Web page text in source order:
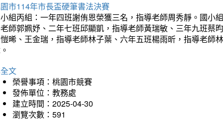
市114年市長盃硬筆書法決賽
組丙組：一年四班謝侑恩榮獲三名，指導老師周秀靜。國小
師郭姵妤、二年七班邱顯凱，指導老師黃瑞敏、三年九班蔡
晞、王金瑞，指導老師林子葉、六年五班楊雨昕，指導老師
文
榮譽事項：桃園市競賽
發佈單位：教務處
建立時間：2025-04-30
瀏覽次數：591